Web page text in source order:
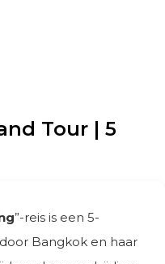
Tour | 5
”-reis is een 5-
Bangkok en haar